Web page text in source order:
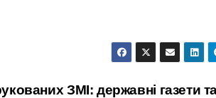
ЗМІ: державні газети